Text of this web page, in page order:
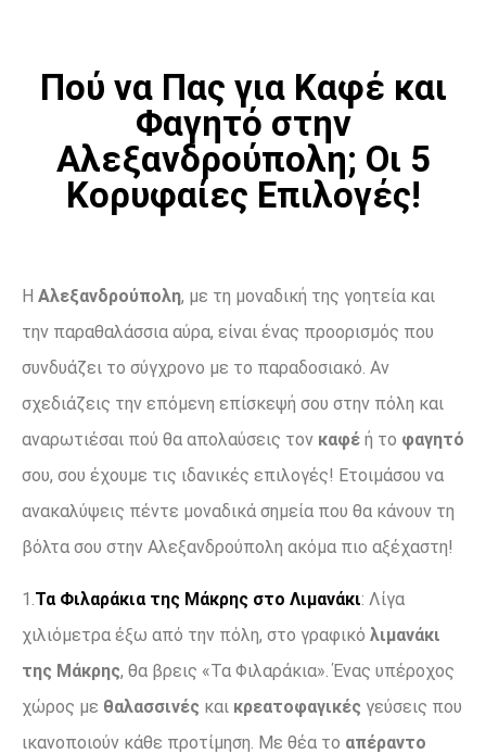
Πού να Πας για Καφέ και
Φαγητό στην
Αλεξανδρούπολη; Οι 5
Κορυφαίες Επιλογές!
Η Αλεξανδρούπολη, με τη μοναδική της γοητεία και
την παραθαλάσσια αύρα, είναι ένας προορισμός που
συνδυάζει το σύγχρονο με το παραδοσιακό. Αν
σχεδιάζεις την επόμενη επίσκεψή σου στην πόλη και
αναρωτιέσαι πού θα απολαύσεις τον καφέ ή το φαγητό
σου, σου έχουμε τις ιδανικές επιλογές! Ετοιμάσου να
ανακαλύψεις πέντε μοναδικά σημεία που θα κάνουν τη
βόλτα σου στην Αλεξανδρούπολη ακόμα πιο αξέχαστη!
1.Τα Φιλαράκια της Μάκρης στο Λιμανάκι: Λίγα
χιλιόμετρα έξω από την πόλη, στο γραφικό λιμανάκι
της Μάκρης, θα βρεις «Τα Φιλαράκια». Ένας υπέροχος
χώρος με θαλασσινές και κρεατοφαγικές γεύσεις που
ικανοποιούν κάθε προτίμηση. Με θέα το απέραντο